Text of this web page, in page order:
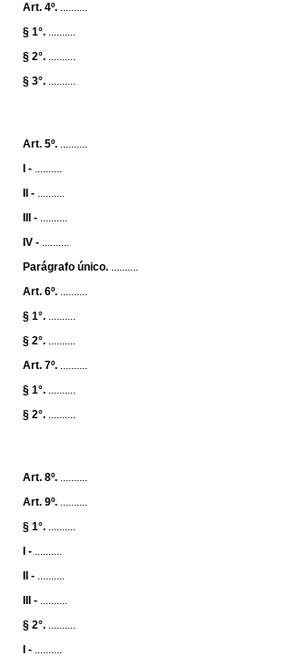
Art. 4º. ..........
§ 1°. ..........
§ 2°. ..........
§ 3°. ..........
Art. 5º. ..........
I - ..........
II - ..........
III - ..........
IV - ..........
Parágrafo único. ..........
Art. 6º. ..........
§ 1°. ..........
§ 2°. ..........
Art. 7º. ..........
§ 1°. ..........
§ 2°. ..........
Art. 8º. ..........
Art. 9º. ..........
§ 1°. ..........
I - ..........
II - ..........
III - ..........
§ 2°. ..........
I - ..........